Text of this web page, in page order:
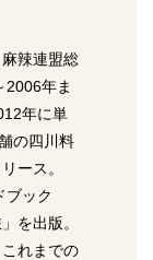
辣連盟総
2006年ま
年に単
の四川料
ース。
ブック
を出版。
れまでの